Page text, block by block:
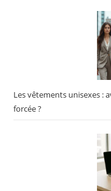
Les vêtements unisexes :
forcée ?